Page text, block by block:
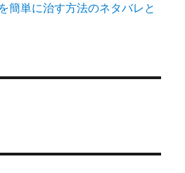
簡単に治す方法のネタバレと